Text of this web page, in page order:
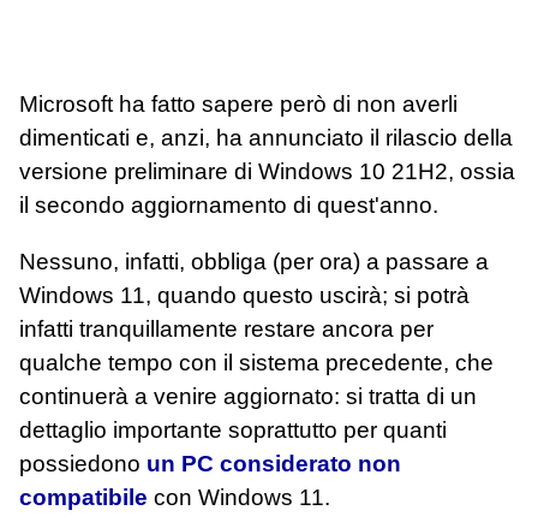
Microsoft ha fatto sapere però di non averli
dimenticati e, anzi, ha annunciato il rilascio della
versione preliminare di Windows 10 21H2, ossia
il secondo aggiornamento di quest'anno.
Nessuno, infatti, obbliga (per ora) a passare a
Windows 11, quando questo uscirà; si potrà
infatti tranquillamente restare ancora per
qualche tempo con il sistema precedente, che
continuerà a venire aggiornato: si tratta di un
dettaglio importante soprattutto per quanti
possiedono un PC considerato non
compatibile con Windows 11.